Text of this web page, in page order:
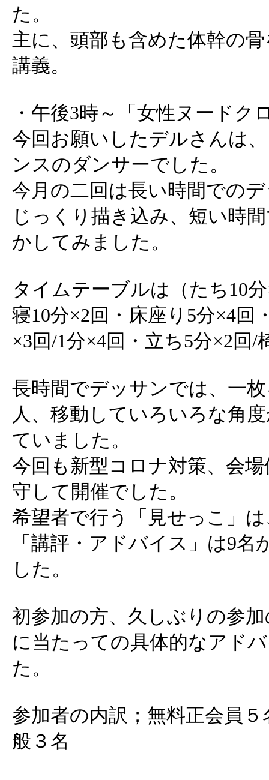
た。
主に、頭部も含めた体幹の
講義。
・午後3時～「女性ヌードク
今回お願いしたデルさんは
ンスのダンサーでした。
今月の二回は長い時間での
じっくり描き込み、短い時
かしてみました。
タイムテーブルは（たち10
寝10分×2回・床座り5分×4回
×3回/1分×4回・立ち5分×2回/
長時間でデッサンでは、一
人、移動していろいろな角
ていました。
今回も新型コロナ対策、会
守して開催でした。
希望者で行う「見せっこ」
「講評・アドバイス」は9
した。
初参加の方、久しぶりの参
に当たっての具体的なアド
た。
参加者の内訳；無料正会員
般３名